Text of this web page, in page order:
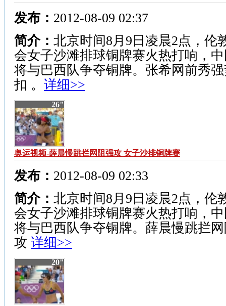
发布： 2012-08-09 02:37
简介： 北京时间8月9日凌晨2点，伦
会女子沙滩排球铜牌赛火热打响，
将与巴西队争夺铜牌。张希网前秀
扣 。 详细>>
26"
奥运视频-薛晨慢跳拦网阻强攻 女子沙排铜牌赛
发布： 2012-08-09 02:33
简介： 北京时间8月9日凌晨2点，伦
会女子沙滩排球铜牌赛火热打响，
将与巴西队争夺铜牌。薛晨慢跳拦
攻 详细>>
20"